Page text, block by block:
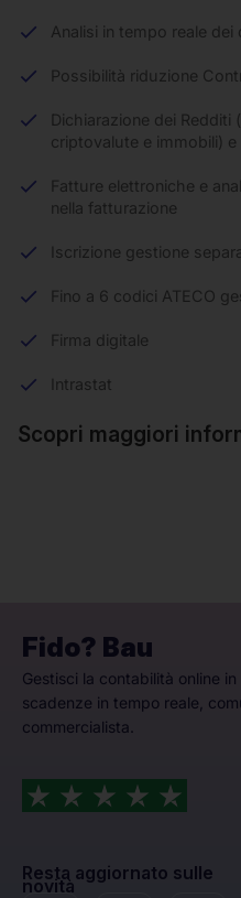
Analisi in tempo reale dei
Possibilità riduzione
Dichiarazione dei Redditi
criptovalute e immobili)
Fatture elettroniche e
nella fatturazione
Iscrizione gestione
Fino a 6 codici ATECO
Firma digitale
Intrastat
Scopri maggiori
Fido? Bau
Gestisci la contabilità online
scadenze in tempo reale,
commercialista.
Resta aggiornato sulle
novità